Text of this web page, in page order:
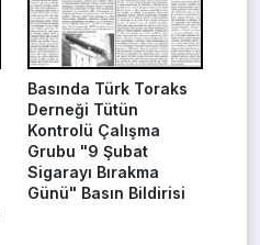
Basında Türk Toraks
Derneği Tütün
Kontrolü Çalışma
Grubu "9 Şubat
Sigarayı Bırakma
Günü" Basın Bildirisi